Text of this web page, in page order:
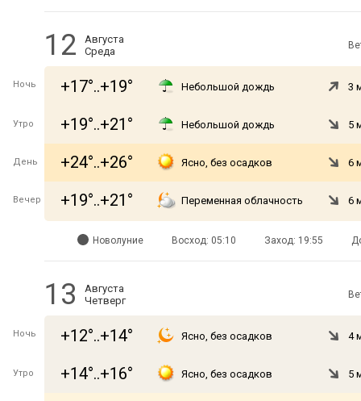
12
Августа
Среда
Ночь +17°..+19° Небольшой дождь 3
Утро +19°..+21° Небольшой дождь 5
День +24°..+26° Ясно, без осадков 6
Вечер +19°..+21° Переменная облачность 6
Новолуние Восход: 05:10 Заход: 19:55
13
Августа
Четверг
Ночь +12°..+14° Ясно, без осадков 4
Утро +14°..+16° Ясно, без осадков 5